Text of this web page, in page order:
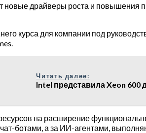
новые драйверы роста и повышения
курса для компании под
Читать далее:
Intel представила Xeon 600
на расширение
ботами, а за ИИ-агентами,